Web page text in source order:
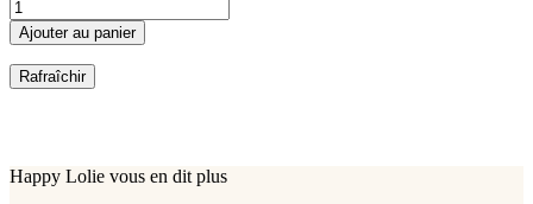
Ajouter au panier
Happy Lolie vous en dit plus